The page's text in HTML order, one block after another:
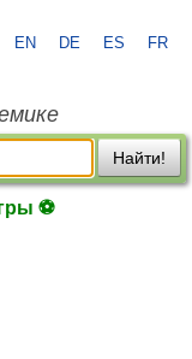
EN DE ES FR
Найти!
⚽